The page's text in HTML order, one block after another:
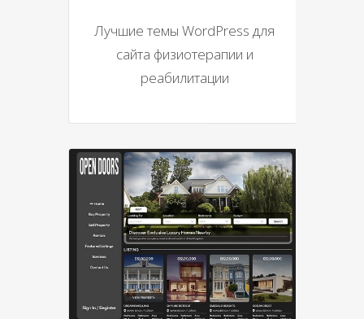
Лучшие темы WordPress для
сайта физиотерапии и
реабилитации